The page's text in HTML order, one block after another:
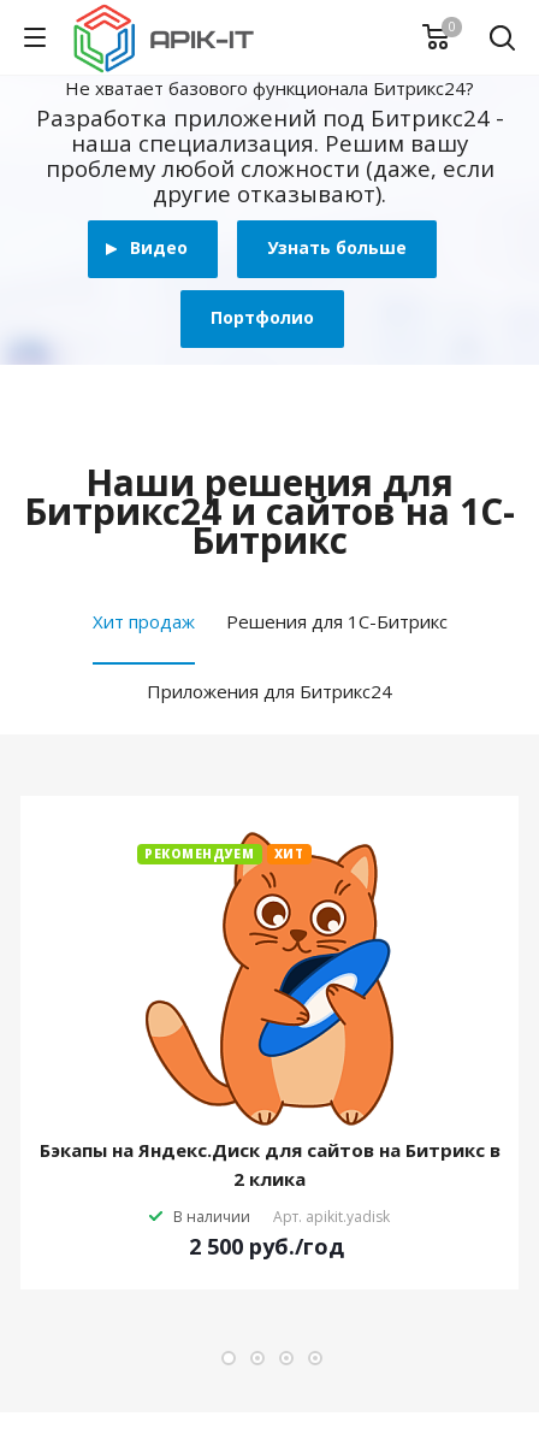
0
Не хватает базового функционала Битрикс24?
Разработка приложений под Битрикс24 -
наша специализация. Решим вашу
проблему любой сложности (даже, если
другие отказывают).
Видео Узнать больше
Портфолио
Наши решения для
Битрикс24 и сайтов на 1С-
Битрикс
Хит продаж Решения для 1С-Битрикс
Приложения для Битрикс24
РЕКОМЕНДУЕМ ХИТ
Бэкапы на Яндекс.Диск для сайтов на Битрикс в
2 клика
В наличии Арт. apikit.yadisk
2 500 руб./год